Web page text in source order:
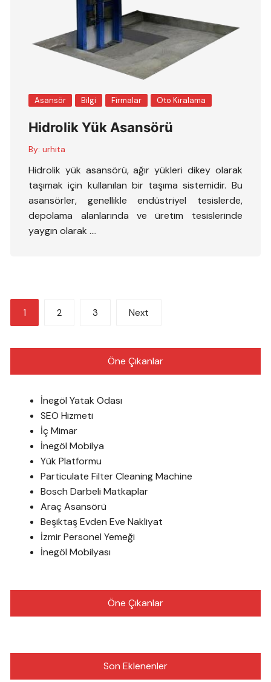
Asansör Bilgi Firmalar Oto Kiralama
Hidrolik Yük Asansörü
By: urhita
Hidrolik yük asansörü, ağır yükleri dikey olarak
taşımak için kullanılan bir taşıma sistemidir. Bu
asansörler, genellikle endüstriyel tesislerde,
depolama alanlarında ve üretim tesislerinde
yaygın olarak ….
Yazı
sayfalandırması
1 2 3 Next
Öne Çıkanlar
İnegöl Yatak Odası
SEO Hizmeti
İç Mimar
İnegöl Mobilya
Yük Platformu
Particulate Filter Cleaning Machine
Bosch Darbeli Matkaplar
Araç Asansörü
Beşiktaş Evden Eve Nakliyat
İzmir Personel Yemeği
İnegöl Mobilyası
Öne Çıkanlar
Son Eklenenler